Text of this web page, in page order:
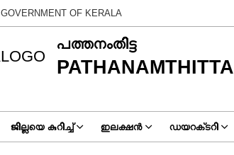
GOVERNMENT OF KERALA
പത്തനംതിട്ട
PATHANAMTHITTA
ജില്ലയെ കുറിച്ച് ഇലക്ഷൻ ഡയറക്‌ടറി